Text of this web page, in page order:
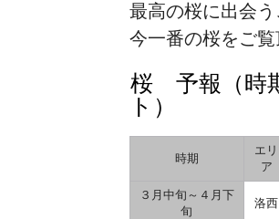
最高の桜に出会
今一番の桜をご
桜 予報（時
ト）
時期
エリ
ア
３月中旬～４月下
旬
洛西